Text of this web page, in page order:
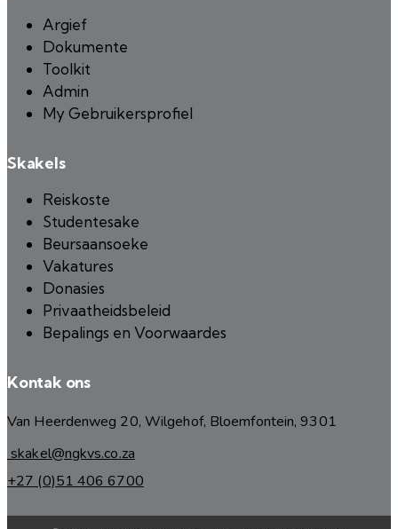
Argief
Dokumente
Toolkit
Admin
My Gebruikersprofiel
Skakels
Reiskoste
Studentesake
Beursaansoeke
Vakatures
Donasies
Privaatheidsbeleid
Bepalings en Voorwaardes
Kontak ons
Van Heerdenweg 20, Wilgehof, Bloemfontein, 9301
skakel@ngkvs.co.za
+27 (0)51 406 6700